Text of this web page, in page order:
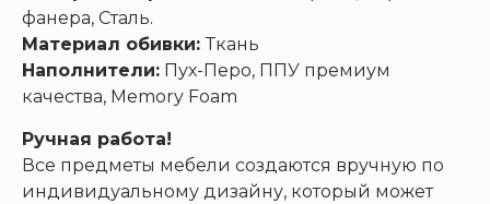
фанера, Сталь.
Материал обивки:Ткань
Наполнители: Пух-Перо, ППУ премиум
качества, Memory Foam
Ручная работа!
Все предметы мебели создаются вручную по
индивидуальному дизайну, который может